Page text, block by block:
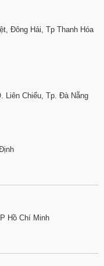
Đông Hải, Tp Thanh Hóa
Liên Chiểu, Tp. Đà Nẵng
Hồ Chí Minh